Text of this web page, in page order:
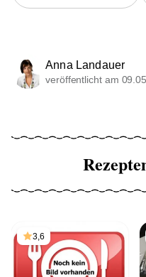
Anna Landauer
veröffentlicht am
3,6